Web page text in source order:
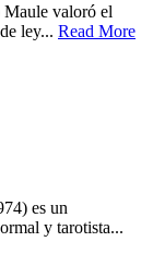
valoró el
ley... Read More
es un
y tarotista...